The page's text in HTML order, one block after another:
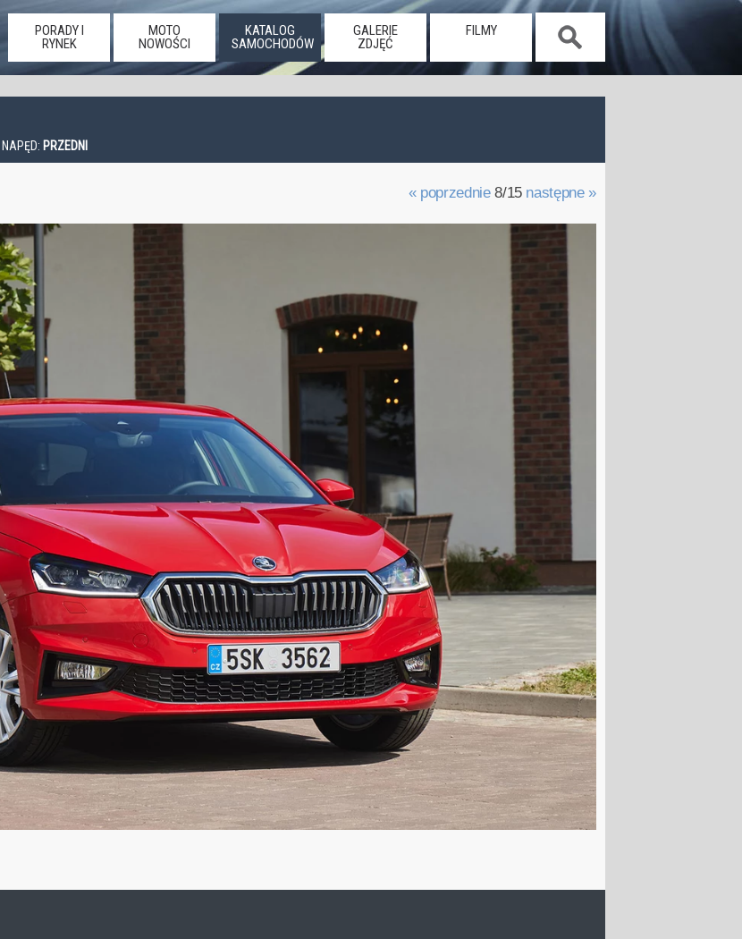
PORADY I
RYNEK
MOTO
NOWOŚCI
KATALOG
SAMOCHODÓW
GALERIE
ZDJĘĆ
FILMY
| NAPĘD: PRZEDNI
« poprzednie8/15 następne »